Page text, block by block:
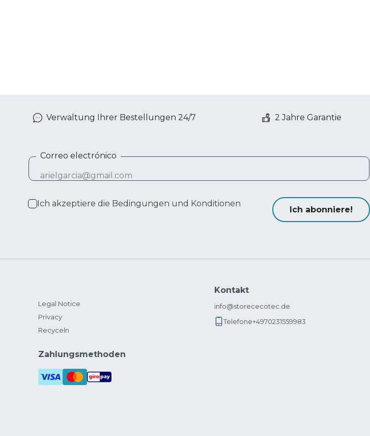
Verwaltung Ihrer Bestellungen 24/7 2 Jahre Garantie
Correo electrónico
Ich akzeptiere die Bedingungen und Konditionen
Ich abonniere!
Legal Notice
Privacy
Recyceln
Zahlungsmethoden
Kontakt
info@storececotec.de
Telefone+4970231559983